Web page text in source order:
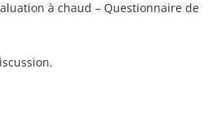
à chaud – Questionnaire de